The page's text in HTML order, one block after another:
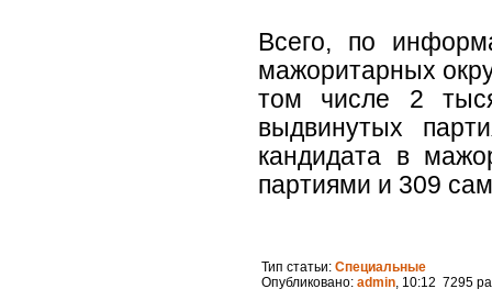
Всего, по
мажоритарных
том числе 2
выдвинутых
кандидата в
партиями и 309
Тип статьи: Специальные
Опубликовано: admin, 10:12 7295